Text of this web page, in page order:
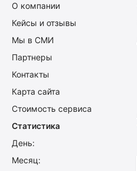
О компании
Кейсы и отзывы
Мы в СМИ
Партнеры
Контакты
Карта сайта
Стоимость сервиса
Статистика
День:
Месяц: